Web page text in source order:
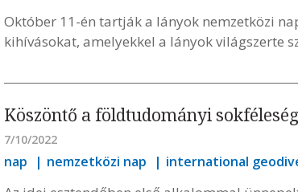
Október 11-én tartják a lányok nemzetközi
kihívásokat, amelyekkel a lányok világszerte
Köszöntő a földtudományi
7/10/2022
nap nemzetközi nap international